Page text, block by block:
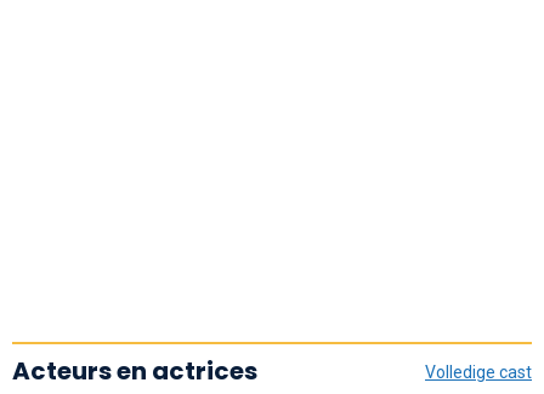
Volledige cast
Acteurs en actrices